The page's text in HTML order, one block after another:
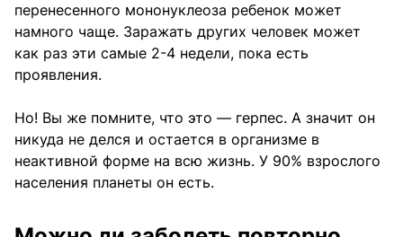
перенесенного мононуклеоза ребенок может
намного чаще. Заражать других человек может
как раз эти самые 2-4 недели, пока есть
проявления.
Но! Вы же помните, что это — герпес. А значит он
никуда не делся и остается в организме в
неактивной форме на всю жизнь. У 90% взрослого
населения планеты он есть.